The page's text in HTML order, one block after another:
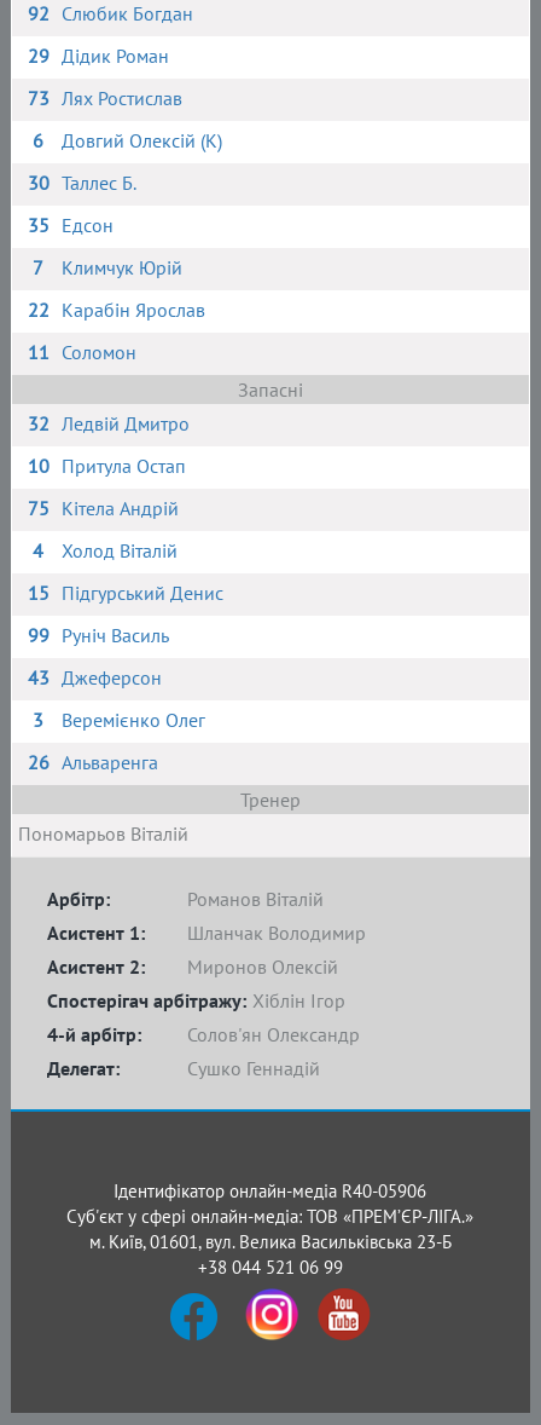
92 Слюбик Богдан
29 Дідик Роман
73 Лях Ростислав
6
Довгий Олексій (К)
30 Таллес Б.
35 Едсон
7
Климчук Юрій
22 Карабін Ярослав
11 Соломон
Запасні
32 Ледвій Дмитро
10 Притула Остап
75 Кітела Андрій
4
Холод Віталій
15 Підгурський Денис
99 Руніч Василь
43 Джеферсон
3
Веремієнко Олег
26 Альваренга
Тренер
Пономарьов Віталій
Арбітр:
Романов Віталій
Асистент 1:
Шланчак Володимир
Асистент 2:
Миронов Олексій
4-й арбітр:
Солов'ян Олександр
Делегат:
Сушко Геннадій
Спостерігач арбітражу: Хіблін Ігор
Ідентифікатор онлайн-медіа R40-05906
Суб'єкт у сфері онлайн-медіа: ТОВ «ПРЕМ’ЄР-ЛІГА.»
м. Київ, 01601, вул. Велика Васильківська 23-Б
+38 044 521 06 99